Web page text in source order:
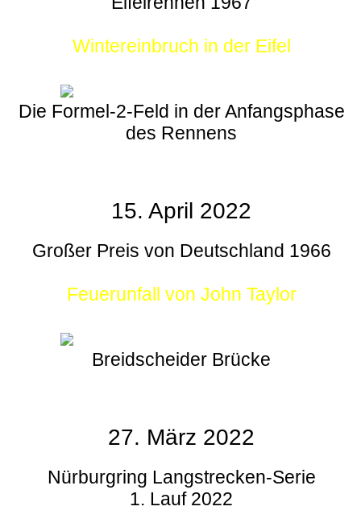
Wintereinbruch in der Eifel
Die Formel-2-Feld in der Anfangsphase
des Rennens
15. April 2022
Großer Preis von Deutschland 1966
Feuerunfall von John Taylor
Breidscheider Brücke
27. März 2022
Nürburgring Langstrecken-Serie
1. Lauf 2022